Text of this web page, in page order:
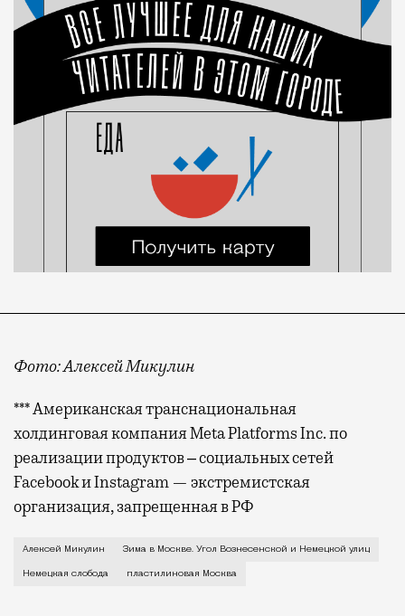
Фото: Алексей Микулин
*** Американская транснациональная
холдинговая компания Meta Platforms Inc. по
реализации продуктов ‒ социальных сетей
Facebook и Instagram — экстремистская
организация, запрещенная в РФ
Алексей Микулин Зима в Москве. Угол Вознесенской и Немецкой улиц
Немецкая слобода пластилиновая Москва